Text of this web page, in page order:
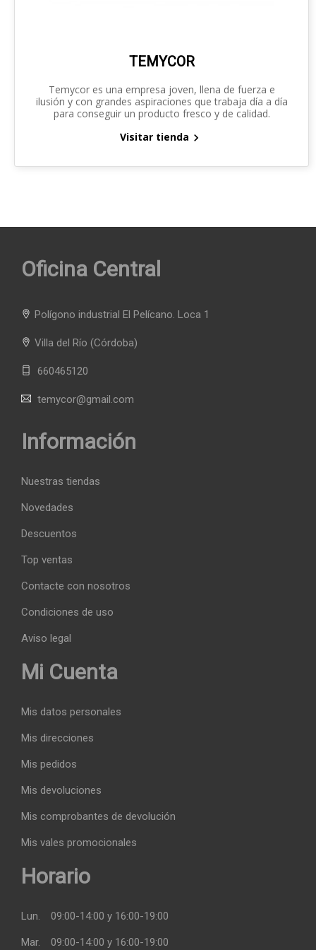
TEMYCOR
Temycor es una empresa joven, llena de fuerza e
ilusión y con grandes aspiraciones que trabaja día a día
para conseguir un producto fresco y de calidad.
Visitar tienda 
Oficina Central
Polígono industrial El Pelícano. Loca 1
Villa del Río (Córdoba)
660465120
temycor@gmail.com
Información
Nuestras tiendas
Novedades
Descuentos
Top ventas
Contacte con nosotros
Condiciones de uso
Aviso legal
Mi Cuenta
Mis datos personales
Mis direcciones
Mis pedidos
Mis devoluciones
Mis comprobantes de devolución
Mis vales promocionales
Horario
Lun. 09:00-14:00 y 16:00-19:00
Mar. 09:00-14:00 y 16:00-19:00